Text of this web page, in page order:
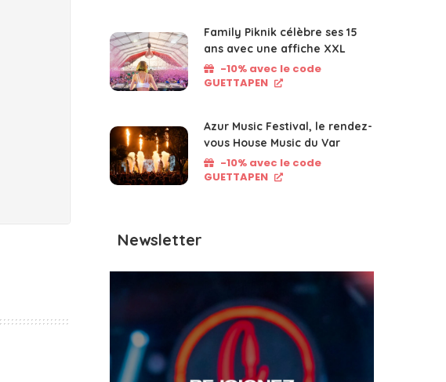
Family Piknik célèbre ses 15
ans avec une affiche XXL
-10% avec le code
GUETTAPEN
Azur Music Festival, le rendez-
vous House Music du Var
-10% avec le code
GUETTAPEN
Newsletter